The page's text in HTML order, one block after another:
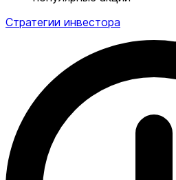
Стратегии инвестора